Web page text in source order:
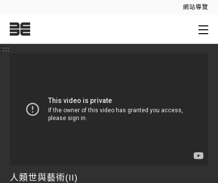
網站導覽
:::
人類世與藝術(II)